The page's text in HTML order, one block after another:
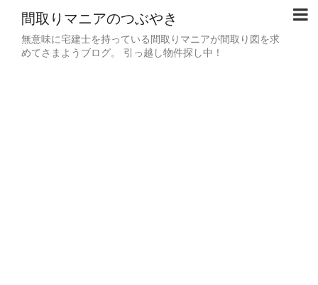
間取りマニアのつぶやき
無意味に宅建士を持っている間取りマニアが間取り図を求
めてさまようブログ。 引っ越し物件探し中！